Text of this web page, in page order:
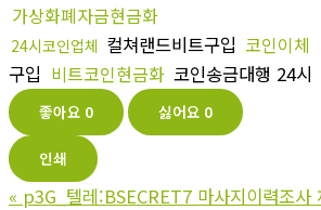
가상화폐자금현금화
24시코인업체 컬쳐랜드비트구입 코인이체
구입 비트코인현금화 코인송금대행 24시
좋아요 0 싫어요 0
인쇄
« p3G_텔레:BSECRET7 마사지이력조사